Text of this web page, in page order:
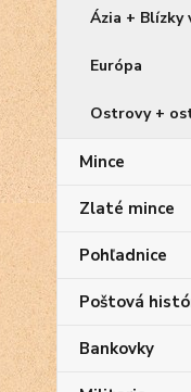
Ázia + Blízky
Európa
Ostrovy +
Mince
Zlaté mince
Pohľadnice
Poštová
Bankovky